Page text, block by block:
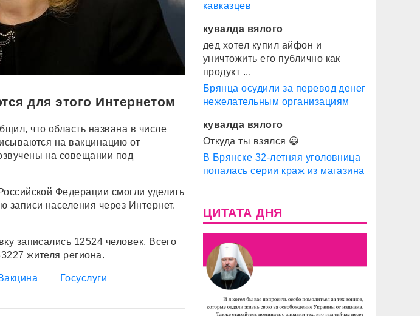
для этого Интернетом
что область названа в числе
на вакцинацию от
на совещании под
Федерации смогли уделить
записи населения через Интернет.
записались 12524 человек. Всего
жителя региона.
Госуслуги
кавказцев
кувалда вялого
дед хотел купил айфон и
уничтожить его публично как
продукт ...
Брянца осудили за перевод денег
нежелательным организациям
кувалда вялого
Откуда ты взялся 😀
В Брянске 32-летняя уголовница
попалась серии краж из магазина
ЦИТАТА ДНЯ